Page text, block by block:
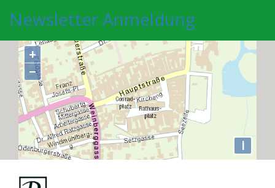
Newsletter Anmeldung
+
−
i